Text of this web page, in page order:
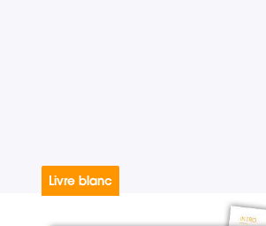
Livre blanc
#Mobilité